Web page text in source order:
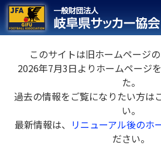
このサイトは旧ホームページの
2026年7月3日よりホームページ
た。
過去の情報をご覧になりたい方は
い。
最新情報は、 リニューアル後のホ
ださい。